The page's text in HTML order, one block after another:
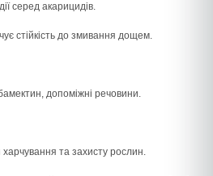
серед акарицидів.
стійкість до змивання дощем.
допоміжні речовини.
та захисту рослин.